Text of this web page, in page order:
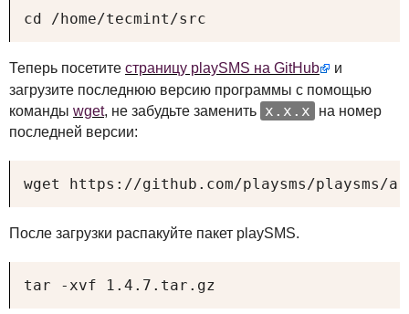
cd /home/tecmint/src
Теперь посетите страницу playSMS на GitHub
и
загрузите последнюю версию программы с помощью
команды wget, не забудьте заменить x.x.x
на номер
последней версии:
wget https://github.com/playsms/
После загрузки распакуйте пакет playSMS.
tar -xvf 1.4.7.tar.gz